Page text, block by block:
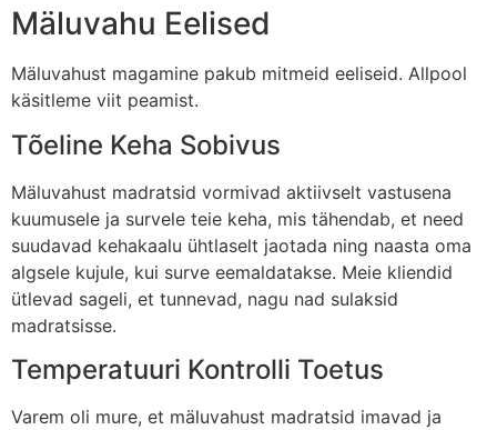
Mäluvahu Eelised
Mäluvahust magamine pakub mitmeid eeliseid. Allpool
käsitleme viit peamist.
Tõeline Keha Sobivus
Mäluvahust madratsid vormivad aktiivselt vastusena
kuumusele ja survele teie keha, mis tähendab, et need
suudavad kehakaalu ühtlaselt jaotada ning naasta oma
algsele kujule, kui surve eemaldatakse. Meie kliendid
ütlevad sageli, et tunnevad, nagu nad sulaksid
madratsisse.
Temperatuuri Kontrolli Toetus
Varem oli mure, et mäluvahust madratsid imavad ja